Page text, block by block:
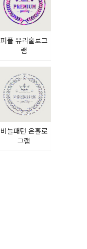
퍼플 유리홀로그
램
비늘패턴 은홀로
그램